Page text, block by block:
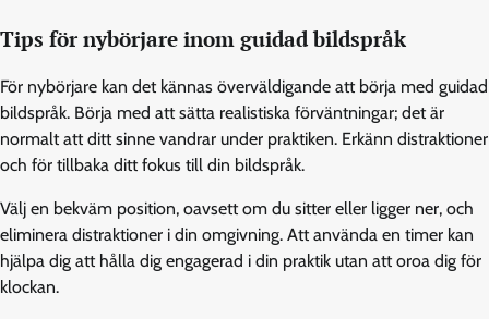
Tips för nybörjare inom guidad bildspråk
För nybörjare kan det kännas överväldigande att börja med guidad
bildspråk. Börja med att sätta realistiska förväntningar; det är
normalt att ditt sinne vandrar under praktiken. Erkänn distraktioner
och för tillbaka ditt fokus till din bildspråk.
Välj en bekväm position, oavsett om du sitter eller ligger ner, och
eliminera distraktioner i din omgivning. Att använda en timer kan
hjälpa dig att hålla dig engagerad i din praktik utan att oroa dig för
klockan.